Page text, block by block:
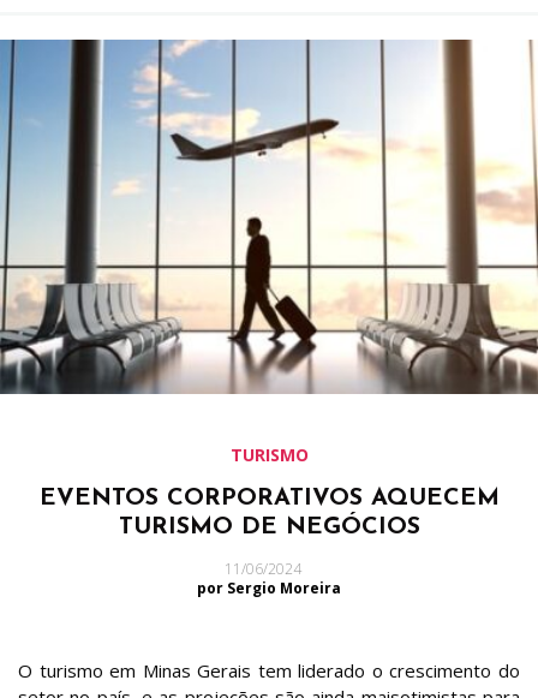
TURISMO
EVENTOS CORPORATIVOS AQUECEM
TURISMO DE NEGÓCIOS
11/06/2024
por Sergio Moreira
O turismo em Minas Gerais tem liderado o crescimento do